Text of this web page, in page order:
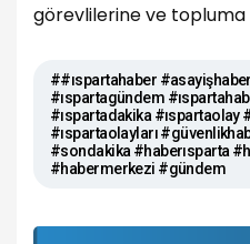
görevlilerine ve
##ıspartahaber
#ıspartagündem
#ıspartadakika #ıspartaolay
#ıspartaolayları
#sondakika #haberısparta
#habermerkezi #gündem